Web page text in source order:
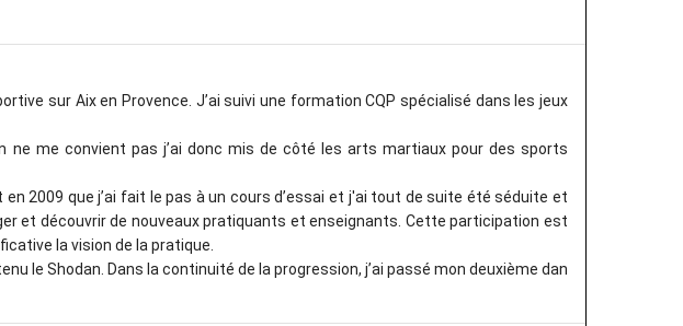
sur Aix en Provence. J’ai suivi une formation CQP spécialisé dans les jeux
me convient pas j’ai donc mis de côté les arts martiaux pour des sports
en 2009 que j’ai fait le pas à un cours d’essai et j'ai tout de suite été séduite et
et découvrir de nouveaux pratiquants et enseignants. Cette participation est
la vision de la pratique.
le Shodan. Dans la continuité de la progression, j’ai passé mon deuxième dan